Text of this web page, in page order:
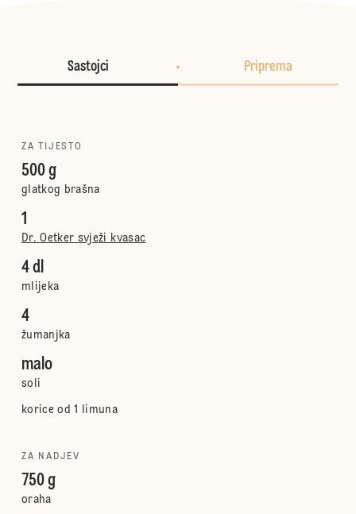
Sastojci Priprema
ZA TIJESTO
500 g
glatkog brašna
1
Dr. Oetker svježi kvasac
4 dl
mlijeka
4
žumanjka
malo
soli
korice od 1 limuna
ZA NADJEV
750 g
oraha